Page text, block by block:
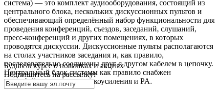
система) — это комплект аудиооборудования, состоящий из
центрального блока, нескольких дискуссионных пультов и
обеспечивающий определённый набор функциональности для
проведения конференций, съездов, заседаний, слушаний,
пресс-конференций и других помещениях, в которых
проводятся дискуссии. Дискуссионные пульты располагаются
на столах участников заседания и, как правило,
последовательно соединены друг с другом кабелем в цепочку.
Центральный блок системы как правило снабжен
интерфейсом системам звукоусиления и PA.
Будьте в курсе о новинках и акциях
Подпишитесь на рассылкy!